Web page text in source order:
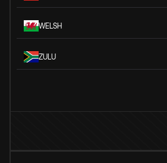
WELSH
ZULU